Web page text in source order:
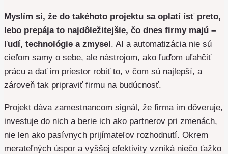
Myslím si, že do takéhoto projektu sa oplatí ísť preto,
lebo prepája to najdôležitejšie, čo dnes firmy majú –
ľudí, technológie a zmysel. AI a automatizácia nie sú
cieľom samy o sebe, ale nástrojom, ako ľuďom uľahčiť
prácu a dať im priestor robiť to, v čom sú najlepší, a
zároveň tak pripraviť firmu na budúcnosť.
Projekt dáva zamestnancom signál, že firma im dôveruje,
investuje do nich a berie ich ako partnerov pri zmenách,
nie len ako pasívnych prijímateľov rozhodnutí. Okrem
merateľných úspor a vyššej efektivity vzniká niečo ťažko